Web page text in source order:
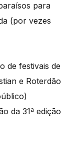
para
(por vezes
de festivais de
e Roterdão
da 31ª edição